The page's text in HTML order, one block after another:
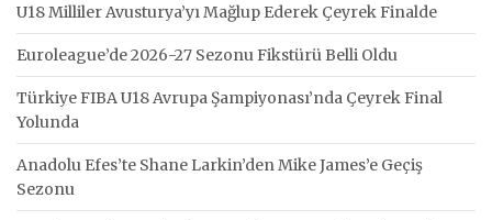
U18 Milliler Avusturya’yı Mağlup Ederek Çeyrek Finalde
Euroleague’de 2026-27 Sezonu Fikstürü Belli Oldu
Türkiye FIBA U18 Avrupa Şampiyonası’nda Çeyrek Final
Yolunda
Anadolu Efes’te Shane Larkin’den Mike James’e Geçiş
Sezonu